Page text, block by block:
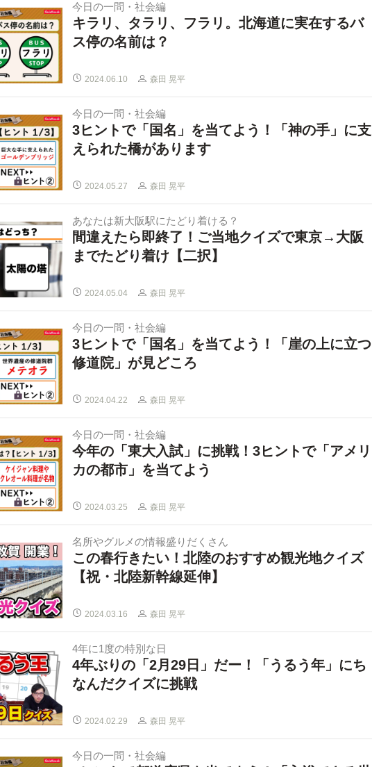
今日の一問・社会編
キラリ、タラリ、フラリ。北海道に実在するバ
ス停の名前は？
2024.06.10 森田 晃平
今日の一問・社会編
3ヒントで「国名」を当てよう！「神の手」に支
えられた橋があります
2024.05.27 森田 晃平
あなたは新大阪駅にたどり着ける？
間違えたら即終了！ご当地クイズで東京→大阪
までたどり着け【二択】
2024.05.04 森田 晃平
今日の一問・社会編
3ヒントで「国名」を当てよう！「崖の上に立つ
修道院」が見どころ
2024.04.22 森田 晃平
今日の一問・社会編
今年の「東大入試」に挑戦！3ヒントで「アメリ
カの都市」を当てよう
2024.03.25 森田 晃平
名所やグルメの情報盛りだくさん
この春行きたい！北陸のおすすめ観光地クイズ
【祝・北陸新幹線延伸】
2024.03.16 森田 晃平
4年に1度の特別な日
4年ぶりの「2月29日」だー！「うるう年」にち
なんだクイズに挑戦
2024.02.29 森田 晃平
今日の一問・社会編